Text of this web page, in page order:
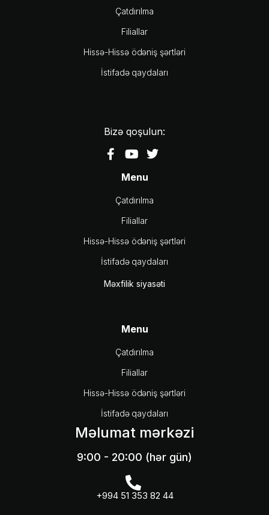
Çatdırılma
Filiallar
Hissə-Hissə ödəniş şərtləri
İstifadə qaydaları
Bizə qoşulun:
Menu
Çatdırılma
Filiallar
Hissə-Hissə ödəniş şərtləri
İstifadə qaydaları
Məxfilik siyasəti
Menu
Çatdırılma
Filiallar
Hissə-Hissə ödəniş şərtləri
İstifadə qaydaları
Məlumat mərkəzi
9:00 - 20:00 (hər gün)
+994 51 353 82 44